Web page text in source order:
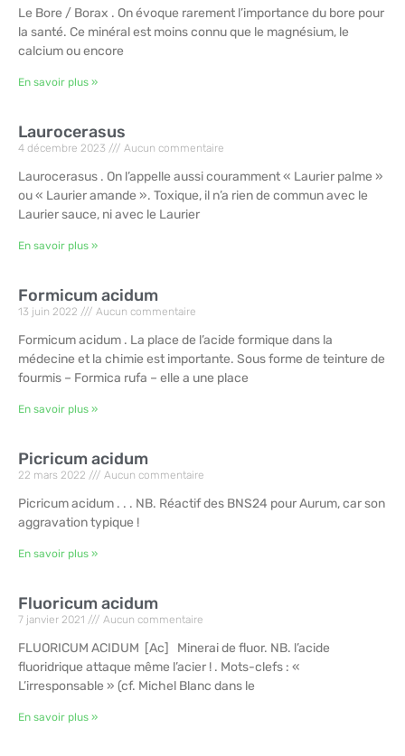
Le Bore / Borax . On évoque rarement l’importance du bore pour
la santé. Ce minéral est moins connu que le magnésium, le
calcium ou encore
En savoir plus »
Laurocerasus
4 décembre 2023 Aucun commentaire
Laurocerasus . On l’appelle aussi couramment « Laurier palme »
ou « Laurier amande ». Toxique, il n’a rien de commun avec le
Laurier sauce, ni avec le Laurier
En savoir plus »
Formicum acidum
13 juin 2022 Aucun commentaire
Formicum acidum . La place de l’acide formique dans la
médecine et la chimie est importante. Sous forme de teinture de
fourmis – Formica rufa – elle a une place
En savoir plus »
Picricum acidum
22 mars 2022 Aucun commentaire
Picricum acidum . . . NB. Réactif des BNS24 pour Aurum, car son
aggravation typique !
En savoir plus »
Fluoricum acidum
7 janvier 2021 Aucun commentaire
FLUORICUM ACIDUM [Ac] Minerai de fluor. NB. l’acide
fluoridrique attaque même l’acier ! . Mots-clefs : «
L’irresponsable » (cf. Michel Blanc dans le
En savoir plus »